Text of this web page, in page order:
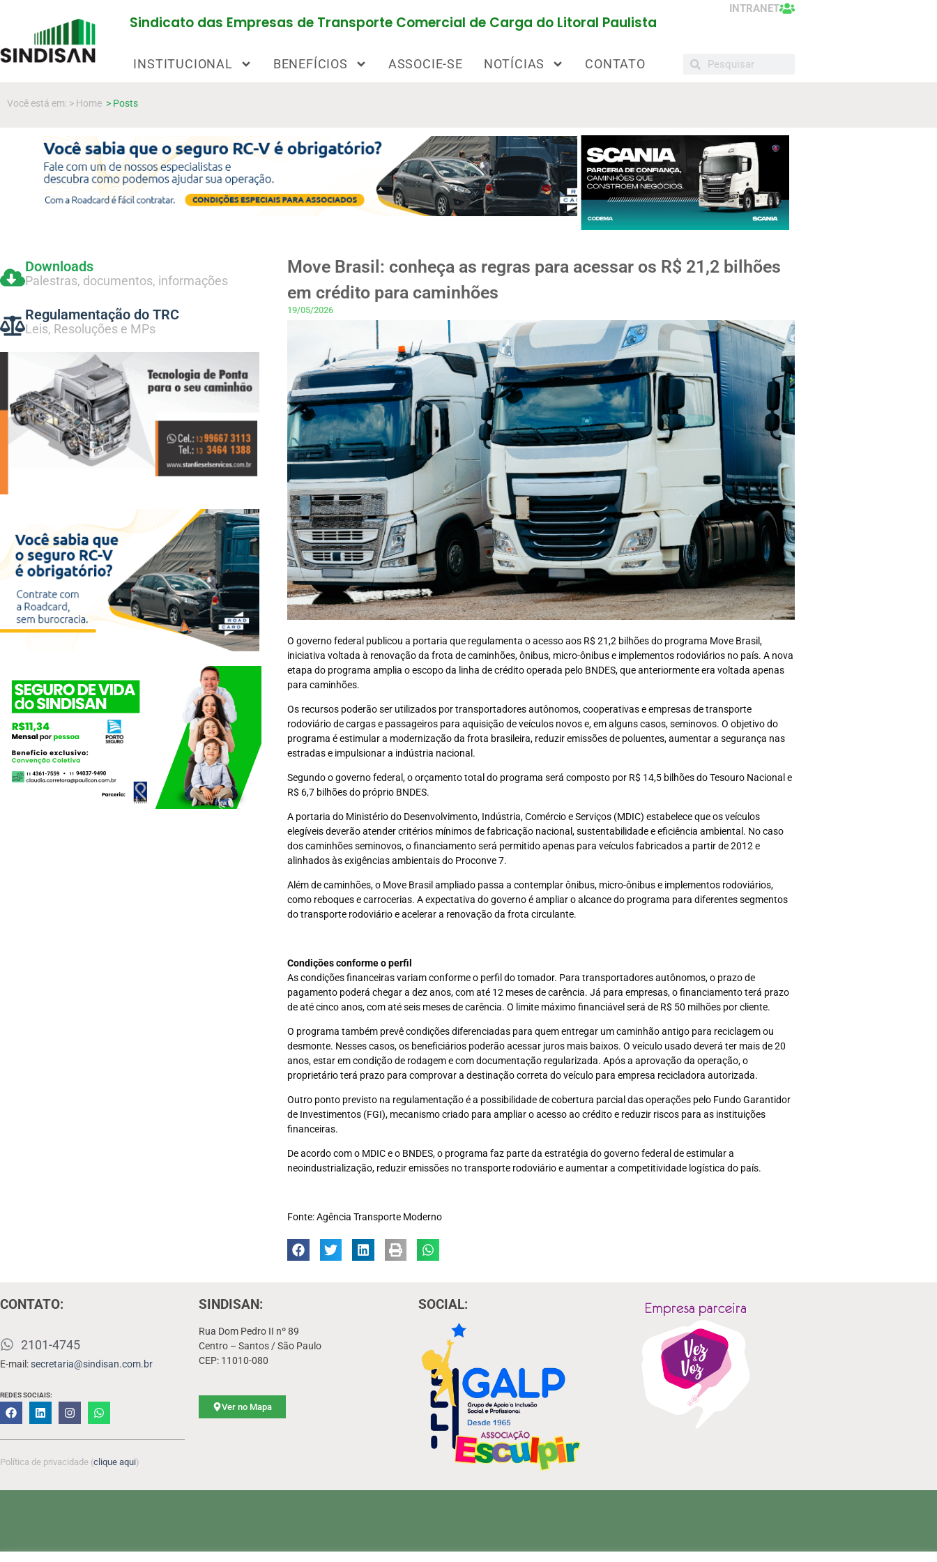
Sindicato das Empresas de Transporte Comercial de Carga do Litoral Paulista
INSTITUCIONAL BENEFÍCIOS ASSOCIE-SE NOTÍCIAS CONTATO
INTRANET
Você está em: > Home > Posts
Downloads
Palestras, documentos, informações
Regulamentação do TRC
Leis, Resoluções e MPs
Move Brasil: conheça as regras para acessar os R$ 21,2 bilhões
em crédito para caminhões
19/05/2026
O governo federal publicou a portaria que regulamenta o acesso aos R$ 21,2 bilhões do programa Move Brasil,
iniciativa voltada à renovação da frota de caminhões, ônibus, micro-ônibus e implementos rodoviários no país. A nova
etapa do programa amplia o escopo da linha de crédito operada pelo BNDES, que anteriormente era voltada apenas
para caminhões.
Os recursos poderão ser utilizados por transportadores autônomos, cooperativas e empresas de transporte
rodoviário de cargas e passageiros para aquisição de veículos novos e, em alguns casos, seminovos. O objetivo do
programa é estimular a modernização da frota brasileira, reduzir emissões de poluentes, aumentar a segurança nas
estradas e impulsionar a indústria nacional.
Segundo o governo federal, o orçamento total do programa será composto por R$ 14,5 bilhões do Tesouro Nacional e
R$ 6,7 bilhões do próprio BNDES.
A portaria do Ministério do Desenvolvimento, Indústria, Comércio e Serviços (MDIC) estabelece que os veículos
elegíveis deverão atender critérios mínimos de fabricação nacional, sustentabilidade e eficiência ambiental. No caso
dos caminhões seminovos, o financiamento será permitido apenas para veículos fabricados a partir de 2012 e
alinhados às exigências ambientais do Proconve 7.
Além de caminhões, o Move Brasil ampliado passa a contemplar ônibus, micro-ônibus e implementos rodoviários,
como reboques e carrocerias. A expectativa do governo é ampliar o alcance do programa para diferentes segmentos
do transporte rodoviário e acelerar a renovação da frota circulante.
Condições conforme o perfil
As condições financeiras variam conforme o perfil do tomador. Para transportadores autônomos, o prazo de
pagamento poderá chegar a dez anos, com até 12 meses de carência. Já para empresas, o financiamento terá prazo
de até cinco anos, com até seis meses de carência. O limite máximo financiável será de R$ 50 milhões por cliente.
O programa também prevê condições diferenciadas para quem entregar um caminhão antigo para reciclagem ou
desmonte. Nesses casos, os beneficiários poderão acessar juros mais baixos. O veículo usado deverá ter mais de 20
anos, estar em condição de rodagem e com documentação regularizada. Após a aprovação da operação, o
proprietário terá prazo para comprovar a destinação correta do veículo para empresa recicladora autorizada.
Outro ponto previsto na regulamentação é a possibilidade de cobertura parcial das operações pelo Fundo Garantidor
de Investimentos (FGI), mecanismo criado para ampliar o acesso ao crédito e reduzir riscos para as instituições
financeiras.
De acordo com o MDIC e o BNDES, o programa faz parte da estratégia do governo federal de estimular a
neoindustrialização, reduzir emissões no transporte rodoviário e aumentar a competitividade logística do país.
Fonte: Agência Transporte Moderno
CONTATO:
2101-4745
E-mail:secretaria@sindisan.com.br
REDES SOCIAIS:
Política de privacidade (clique aqui)
SINDISAN:
Rua Dom Pedro II nº 89
Centro – Santos / São Paulo
CEP: 11010-080
Ver no Mapa
SOCIAL: